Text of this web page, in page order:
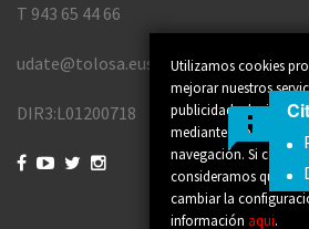
Utilizamos cookies
mejorar nuestros
publicidad relacionada
mediante el análisis de
navegación. Si
consideramos que
cambiar la
información aqui.
T 943 65 44 66
udate@tolosa.eus
DIR3:L01200718
   